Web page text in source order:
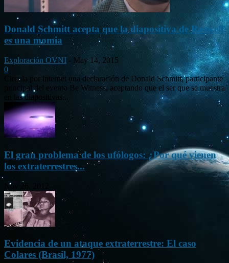
Donald Schmitt acepta que la diapositiva de Roswell
es una momia
Exploración OVNI - May 14, 2015
0
Circula por internet una declaración de Donald Schmitt, participante
principal del evento Be Witness, aceptando que el ser que se muestra
en las diapositivas...
El gran problema de los ufólogos: ¿Por qué vienen
los extraterrestres...
Nov 26, 2012
Evidencia de un ataque extraterrestre: El caso
Colares (Brasil, 1977)